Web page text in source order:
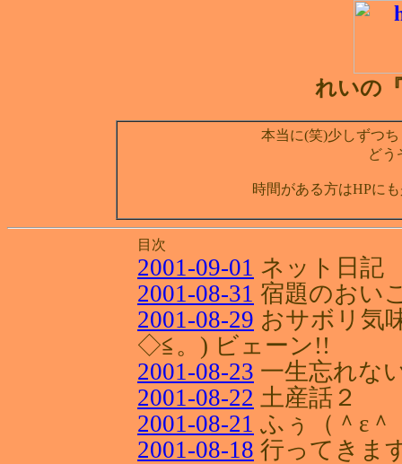
れいの
本当に(笑)少しずつ
どう
時間がある方はHPに
目次
2001-09-01 ネット日記
2001-08-31 宿題のおい
2001-08-29 おサボリ気
◇≦。) ビェーン!!
2001-08-23 一生忘れな
2001-08-22 土産話２
2001-08-21 ふぅ（＾ε＾
2001-08-18 行ってきま